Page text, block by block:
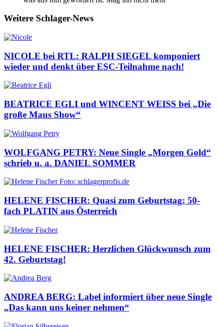
Weitere Schlager-News
NICOLE bei RTL: RALPH SIEGEL komponiert
wieder und denkt über ESC-Teilnahme nach!
BEATRICE EGLI und WINCENT WEISS bei „Die
große Maus Show“
WOLFGANG PETRY: Neue Single „Morgen Gold“
schrieb u. a. DANIEL SOMMER
HELENE FISCHER: Quasi zum Geburtstag: 50-
fach PLATIN aus Österreich
HELENE FISCHER: Herzlichen Glückwunsch zum
42. Geburtstag!
ANDREA BERG: Label informiert über neue Single
„Das kann uns keiner nehmen“